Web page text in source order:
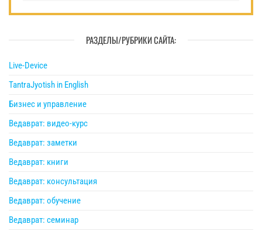
РАЗДЕЛЫ/РУБРИКИ САЙТА:
Live-Device
TantraJyotish in English
Бизнес и управление
Ведаврат: видео-курс
Ведаврат: заметки
Ведаврат: книги
Ведаврат: консультация
Ведаврат: обучение
Ведаврат: семинар